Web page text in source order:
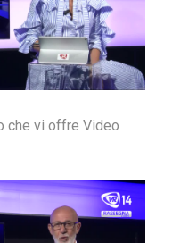
che vi offre Video